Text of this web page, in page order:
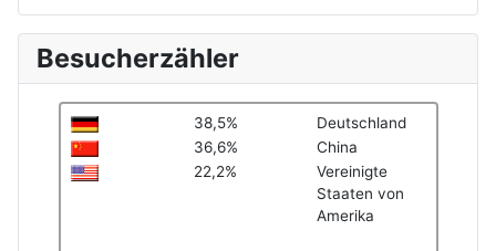
Besucherzähler
38,5%
Deutschland
36,6%
China
22,2%
Vereinigte
Staaten von
Amerika